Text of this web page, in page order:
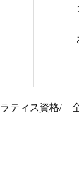
ティス資格/